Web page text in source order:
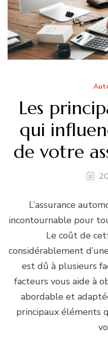
Les
qui
de votre
L’assurance
incontournable pour
Le coût de
considérablement
est dû à plusieurs
facteurs vous aide à
abordable et
principaux éléments